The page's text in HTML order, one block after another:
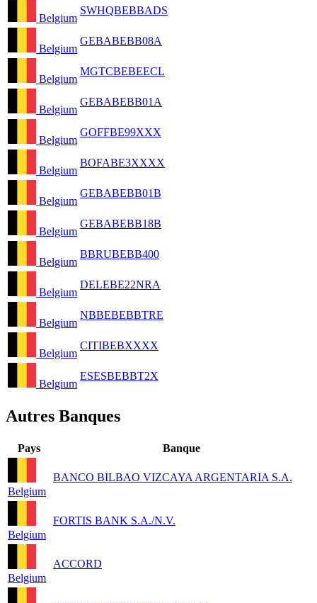
Belgium
SWHQBEBBADS
Belgium
GEBABEBB08A
Belgium
MGTCBEBEECL
Belgium
GEBABEBB01A
Belgium
GOFFBE99XXX
Belgium
BOFABE3XXXX
Belgium
GEBABEBB01B
Belgium
GEBABEBB18B
Belgium
BBRUBEBB400
Belgium
DELEBE22NRA
Belgium
NBBEBEBBTRE
Belgium
CITIBEBXXXX
Belgium
ESESBEBBT2X
Autres Banques
Pays Banque
Belgium
BANCO BILBAO VIZCAYA ARGENTARIA S.A.
Belgium
FORTIS BANK S.A./N.V.
Belgium
ACCORD